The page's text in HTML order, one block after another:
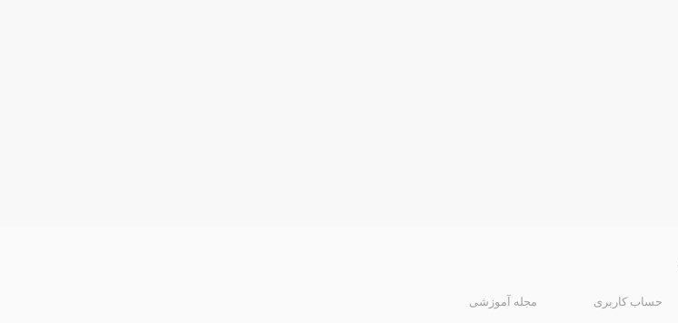
حساب کاربری مجله آموزشی